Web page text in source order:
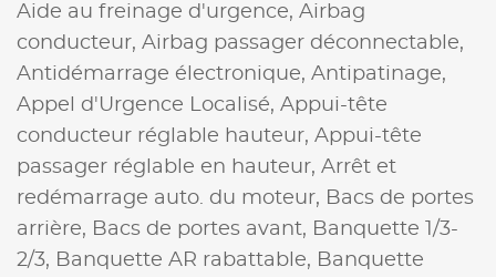
Aide au freinage d'urgence, Airbag
conducteur, Airbag passager déconnectable,
Antidémarrage électronique, Antipatinage,
Appel d'Urgence Localisé, Appui-tête
conducteur réglable hauteur, Appui-tête
passager réglable en hauteur, Arrêt et
redémarrage auto. du moteur, Bacs de portes
arrière, Bacs de portes avant, Banquette 1/3-
2/3, Banquette AR rabattable, Banquette